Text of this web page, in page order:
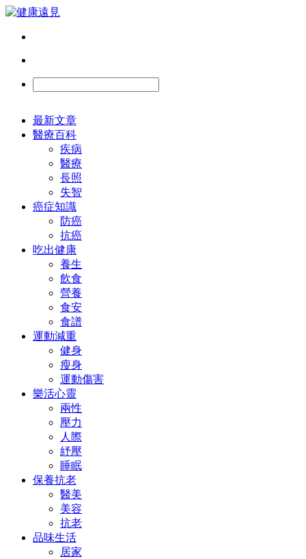
最新文章
醫療百科
疾病
醫療
長照
失智
癌症知識
防癌
抗癌
吃出健康
養生
飲食
營養
食安
食譜
運動減重
健身
瘦身
運動傷害
樂活心靈
兩性
壓力
人際
紓壓
睡眠
保養抗老
醫美
美容
抗老
品味生活
居家